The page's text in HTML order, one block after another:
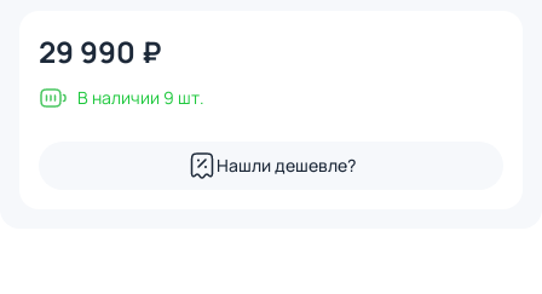
29 990 ₽
В наличии 9 шт.
Нашли дешевле?